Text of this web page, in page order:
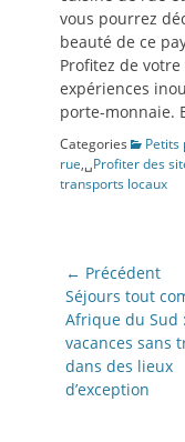
vous pourrez
beauté de ce
Profitez de
expériences
porte-monnaie.
Categories Petits
rue,␣Profiter des
transports locaux
Navigation
de
l’article
← Précédent
Article
précédent:
Séjours tout
Afrique du Sud
vacances sans
dans des lieux
d’exception